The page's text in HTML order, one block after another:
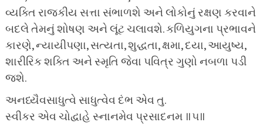
વ્યક્તિ રાજકીય સત્તા સંભાળશે અને લોકોનું રક્ષણ કરવાને
બદલે તેમનું શોષણ અને લૂંટ ચલાવશે. કળિયુગના પ્રભાવને
કારણે, ન્યાયીપણા, સત્યતા, શુદ્ધતા, ક્ષમા, દયા, આયુષ્ય,
શારીરિક શક્તિ અને સ્મૃતિ જેવા પવિત્ર ગુણો નબળા પડી
જશે.
અનધ્યૈવસાધુત્વે સાધુત્વેવ દંભ એવ તુ.
સ્વીકર એવ ચોદ્વાહે સ્નાનમેવ પ્રસાદનમ ॥૫॥